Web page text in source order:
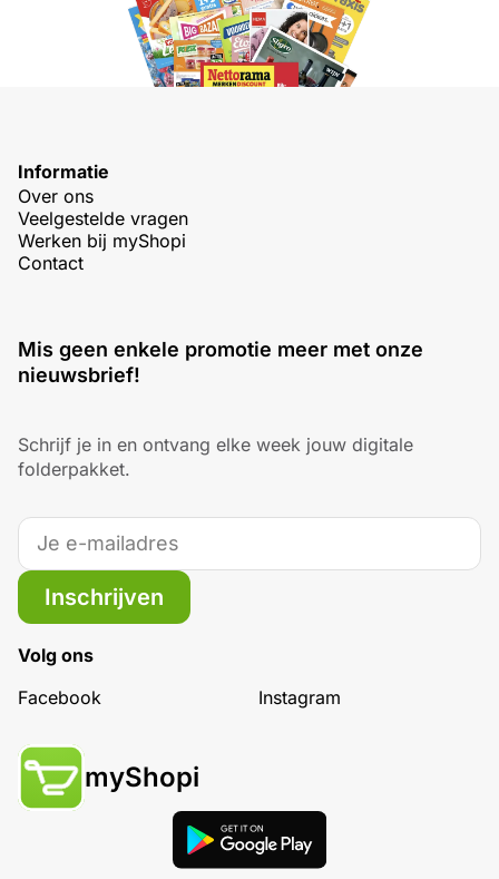
Informatie
Over ons
Veelgestelde vragen
Werken bij myShopi
Contact
Mis geen enkele promotie meer met onze
nieuwsbrief!
Schrijf je in en ontvang elke week jouw digitale
folderpakket.
Inschrijven
Volg ons
Facebook
Instagram
myShopi